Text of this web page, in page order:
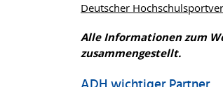
Deutscher
Alle Informationen zum
zusammengestellt.